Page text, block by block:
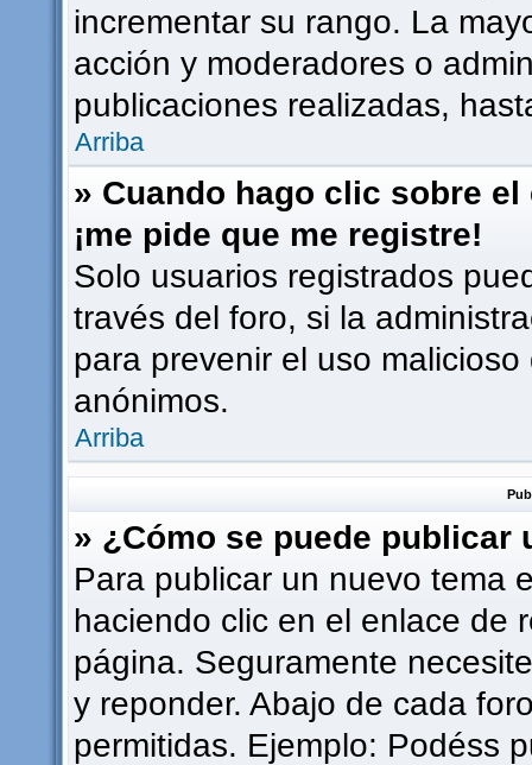
incrementar su rango. La
acción y moderadores o
publicaciones realizadas,
Arriba
» Cuando hago clic sobre
¡me pide que me registre!
Solo usuarios registrados
través del foro, si la
para prevenir el uso
anónimos.
Arriba
» ¿Cómo se puede publicar
Para publicar un nuevo tema
haciendo clic en el enlace de
página. Seguramente
y reponder. Abajo de cada
permitidas. Ejemplo: Podéss